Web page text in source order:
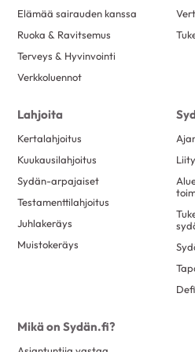
Elämää sairauden kanssa
Ruoka & Ravitsemus
Terveys & Hyvinvointi
Verkkoluennot
Lahjoita
Kertalahjoitus
Kuukausilahjoitus
Sydän-arpajaiset
Testamenttilahjoitus
Juhlakeräys
Muistokeräys
Mikä on Sydän.fi?